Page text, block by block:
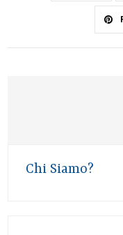
Chi Siamo?